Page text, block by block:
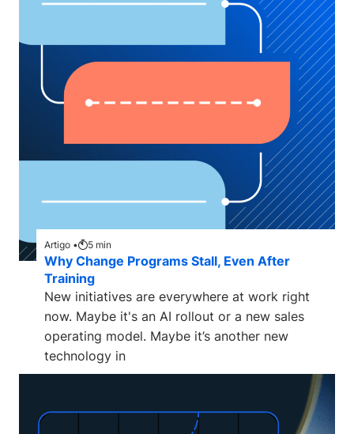
Artigo • 5 min
Why Change Programs Stall, Even After
Training
New initiatives are everywhere at work right
now. Maybe it's an AI rollout or a new sales
operating model. Maybe it’s another new
technology in